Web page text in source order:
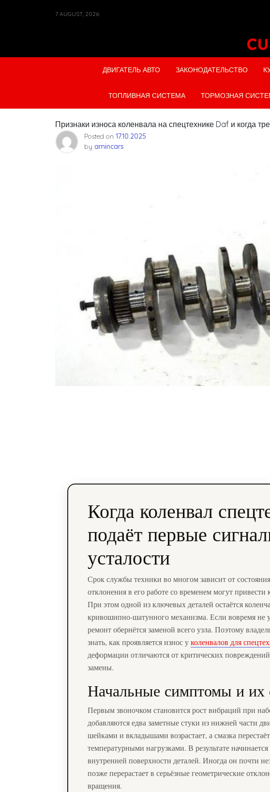
7 AUGUST, 2026
ДВИГАТЕЛЬ АВТО ЗАКОНОДАТЕЛЬСТВО
ТОПЛИВНАЯ СИСТЕМА ТОРМОЗНАЯ
Признаки износа коленвала на спецтехнике Daf и когда
Posted on 17.10.2025
by amincars
Когда коленвал
подаёт первые
усталости
Срок службы техники во многом зависит от
отклонения в его работе со временем могут привести
При этом одной из ключевых деталей остаётся
кривошипно-шатунного механизма. Если вовремя не
ремонт обернётся заменой всего узла. Поэтому
знать, как проявляется износ уколенвалов для
деформации отличаются от критических
замены.
Начальные симптомы и их
Первым звоночком становится рост вибраций при
добавляются едва заметные стуки из нижней части
шейками и вкладышами возрастает, а смазка
температурными нагрузками. В результате
внутренней поверхности деталей. Иногда он почти
позже перерастает в серьёзные геометрические
вращения.